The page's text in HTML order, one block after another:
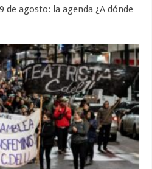
de agosto: la agenda ¿A dónde